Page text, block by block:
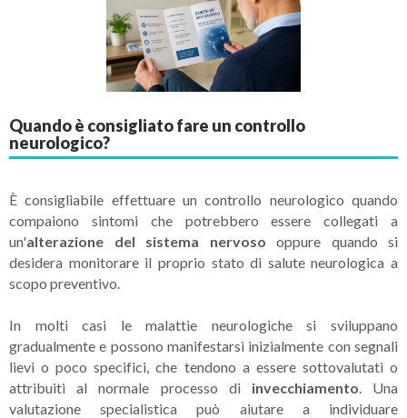
Quando è consigliato fare un controllo
neurologico?
È consigliabile effettuare un controllo neurologico quando
compaiono sintomi che potrebbero essere collegati a
un'alterazione del sistema nervoso oppure quando si
desidera monitorare il proprio stato di salute neurologica a
scopo preventivo.
In molti casi le malattie neurologiche si sviluppano
gradualmente e possono manifestarsi inizialmente con segnali
lievi o poco specifici, che tendono a essere sottovalutati o
attribuiti al normale processo di invecchiamento . Una
valutazione specialistica può aiutare a individuare